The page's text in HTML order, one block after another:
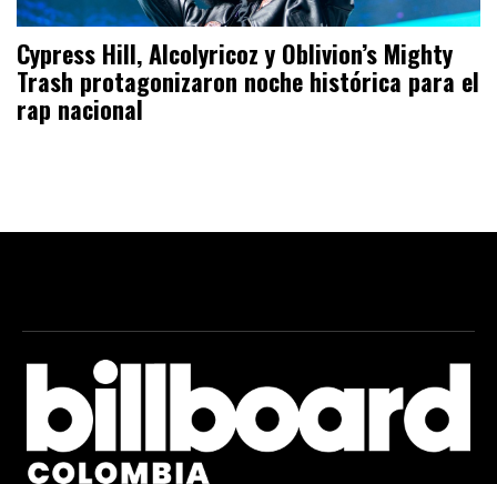
Cypress Hill, Alcolyricoz y Oblivion’s Mighty
Trash protagonizaron noche histórica para el
rap nacional